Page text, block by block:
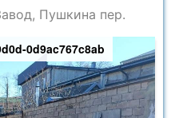
Пушкина пер.
0d9ac767c8ab